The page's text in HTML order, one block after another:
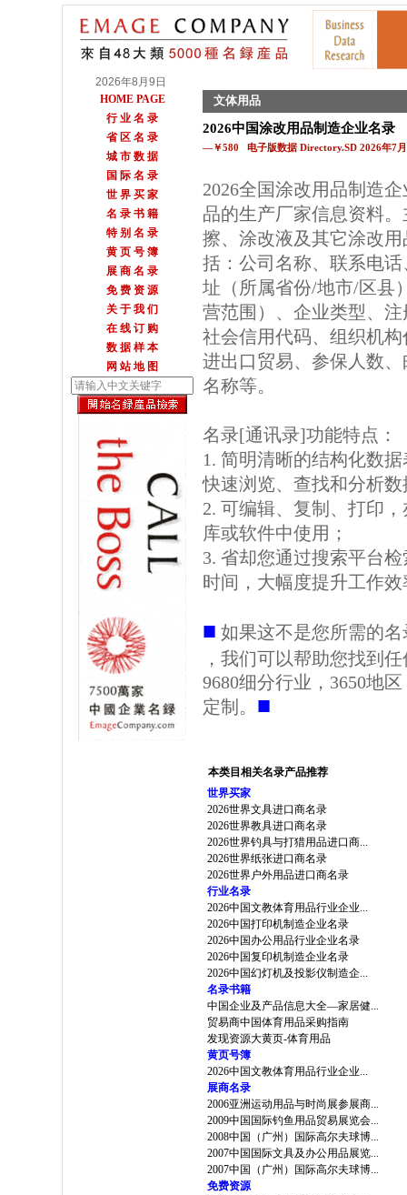
2026年8月9日
HOME PAGE
行 业 名 录
省 区 名 录
城 市 数 据
国 际 名 录
世 界 买 家
名 录 书 籍
特 别 名 录
黄 页 号 簿
展 商 名 录
免 费 资 源
关 于 我 们
在 线 订 购
数 据 样 本
网 站 地 图
文体用品
2026中国涂改用品制造企业名录
—￥580 电子版数据 Directory.SD 2026年7
2026全国涂改用品制造
品的生产厂家信息资料
擦、涂改液及其它涂改
括：公司名称、联系电
址（所属省份/地市/区县
营范围）、企业类型、
社会信用代码、组织机
进出口贸易、参保人数
名称等。
名录[通讯录]功能特点：
1. 简明清晰的结构化数
快速浏览、查找和分析数
2. 可编辑、复制、打印
库或软件中使用；
3. 省却您通过搜索平台
时间，大幅度提升工作效
■ 如果这不是您所需的
，我们可以帮助您找到
9680细分行业，3650地
定制。 ■
本类目相关名录产品推荐
世界买家
2026世界文具进口商名录
2026世界教具进口商名录
2026世界钓具与打猎用品进口商...
2026世界纸张进口商名录
2026世界户外用品进口商名录
行业名录
2026中国文教体育用品行业企业...
2026中国打印机制造企业名录
2026中国办公用品行业企业名录
2026中国复印机制造企业名录
2026中国幻灯机及投影仪制造企...
名录书籍
中国企业及产品信息大全—家居健...
贸易商中国体育用品采购指南
发现资源大黄页-体育用品
黄页号簿
2026中国文教体育用品行业企业...
展商名录
2006亚洲运动用品与时尚展参展商...
2009中国国际钓鱼用品贸易展览会...
2008中国（广州）国际高尔夫球博...
2007中国国际文具及办公用品展览...
2007中国（广州）国际高尔夫球博...
免费资源